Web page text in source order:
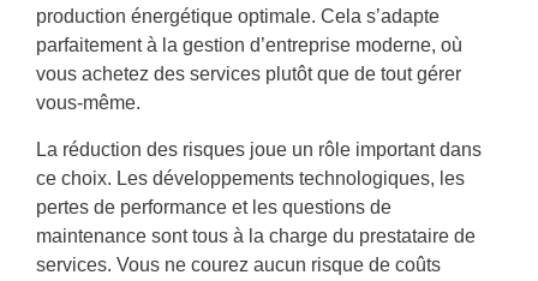
production énergétique optimale. Cela s’adapte
parfaitement à la gestion d’entreprise moderne, où
vous achetez des services plutôt que de tout gérer
vous-même.
La réduction des risques joue un rôle important dans
ce choix. Les développements technologiques, les
pertes de performance et les questions de
maintenance sont tous à la charge du prestataire de
services. Vous ne courez aucun risque de coûts